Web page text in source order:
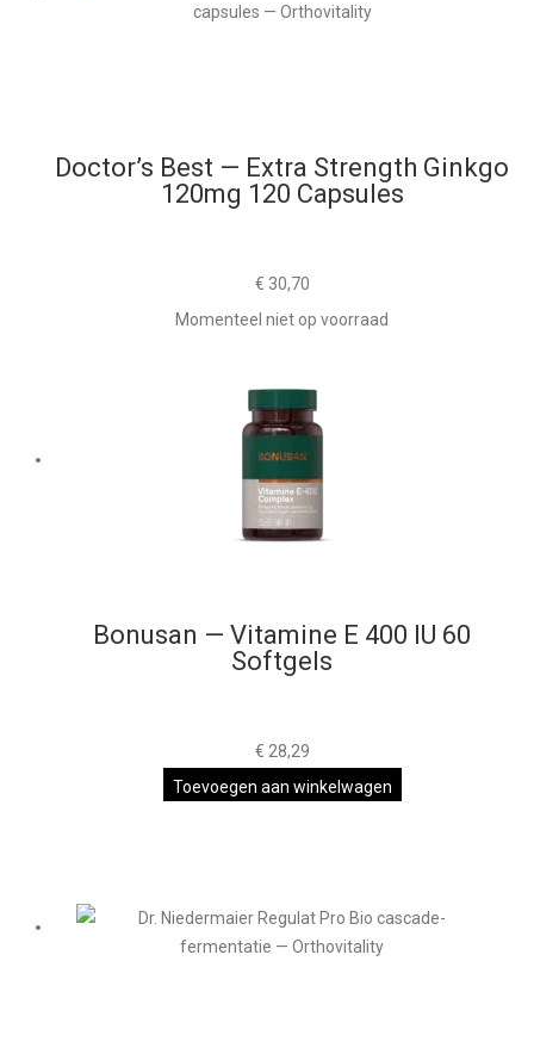
Doctor’s Best — Extra Strength Ginkgo
120mg 120 Capsules
€ 30,70
Momenteel niet op voorraad
Bonusan — Vitamine E 400 IU 60
Softgels
€ 28,29
Toevoegen aan winkelwagen